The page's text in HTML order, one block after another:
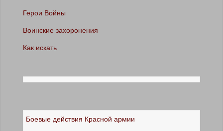
Герои Войны
Воинские захоронения
Как искать
Боевые действия Красной армии